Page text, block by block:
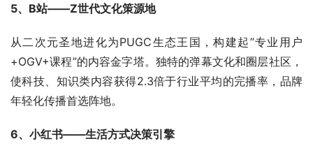
5、B站——Z世代文化策源地
从二次元圣地进化为PUGC生态王国，构建起”专业用户
+OGV+课程”的内容金字塔。独特的弹幕文化和圈层社区，
使科技、知识类内容获得2.3倍于行业平均的完播率，品牌
年轻化传播首选阵地。
6、小红书——生活方式决策引擎